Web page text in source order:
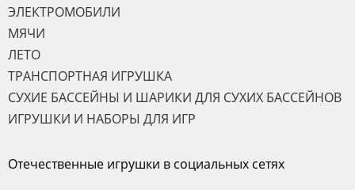
ЭЛЕКТРОМОБИЛИ
МЯЧИ
ЛЕТО
ТРАНСПОРТНАЯ ИГРУШКА
СУХИЕ БАССЕЙНЫ И ШАРИКИ ДЛЯ СУХИХ БАССЕЙНОВ
ИГРУШКИ И НАБОРЫ ДЛЯ ИГР
Отечественные игрушки в социальных сетях